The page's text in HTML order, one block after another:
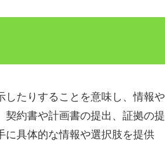
したりすることを意味し、情報や
約書や計画書の提出、証拠の提
に具体的な情報や選択肢を提供